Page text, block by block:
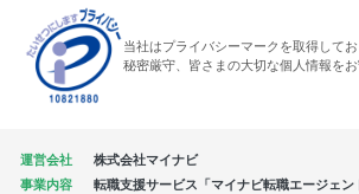
当社はプライバシーマークを取得してお
秘密厳守、皆さまの大切な個人情報をお
運営会社
株式会社マイナビ
事業内容
転職支援サービス「マイナビ転職エージェ